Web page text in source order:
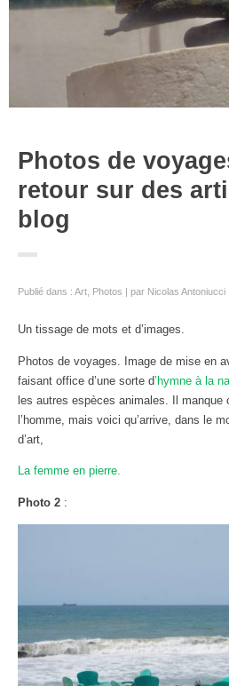
Photos de
retour sur des
blog
Publié dans : Art Photos par Nicolas Antoniucci
Un tissage de mots et d’images.
Photos de voyages. Image de mise en
faisant office d’une sorte d’hymne à la
les autres espèces animales. Il manque
l’homme, mais voici qu’arrive, dans le
d’art,
La femme en pierre.
Photo 2 :